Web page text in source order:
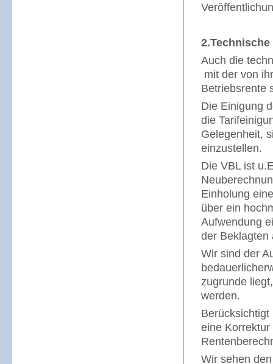
Auch die
mit der von
Betriebsrente
Die Einigung
die
Gelegenheit,
einzustellen.
Die VBL ist
Einholung
über ein
Aufwendung
der Beklagten
Wir sind der
zugrunde
werden.
eine
Wir sehen